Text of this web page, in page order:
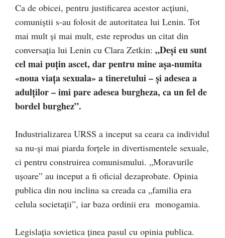
Ca de obicei, pentru justificarea acestor acțiuni,
comuniștii s-au folosit de autoritatea lui Lenin. Tot
mai mult și mai mult, este reprodus un citat din
conversația lui Lenin cu Clara Zetkin: „Deși eu sunt
cel mai puțin ascet, dar pentru mine așa-numita
«noua viața sexuala» a tineretului – și adesea a
adulților – imi pare adesea burgheza, ca un fel de
bordel burghez”.
Industrializarea URSS a inceput sa ceara ca individul
sa nu-și mai piarda forțele in divertismentele sexuale,
ci pentru construirea comunismului. „Moravurile
ușoare” au inceput a fi oficial dezaprobate. Opinia
publica din nou inclina sa creada ca „familia era
celula societații”, iar baza ordinii era monogamia.
Legislația sovietica ținea pasul cu opinia publica.